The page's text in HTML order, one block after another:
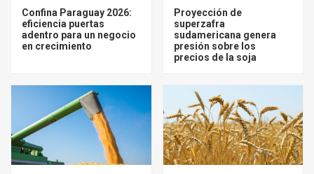
Confina Paraguay 2026:
eficiencia puertas
adentro para un negocio
en crecimiento
Proyección de
superzafra
sudamericana genera
presión sobre los
precios de la soja